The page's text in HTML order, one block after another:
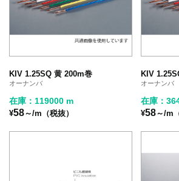
KIV 1.25SQ 黄 200m巻
オーナンバ
在庫：119000 m
¥58～/m（税抜）
KIV
オーナンバ
在庫：
¥58～/m